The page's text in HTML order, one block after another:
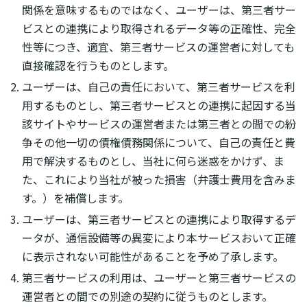
関係を意味するものではなく、ユーザーは、第三者サー
ビスとの連携により取得されるデータ等の正確性、完全
性等につき、適宜、第三者サービスの運営者に対しても
直接確認を行うものとします。
ユーザーは、自己の責任において、第三者サービスを利
用するものとし、第三者サービスとの連携に起因する当
該サイトやサービスの運営者または第三者との間での紛
争その他一切の債権債務関係について、自己の責任と費
用で解決するものとし、当社に何ら迷惑をかけず、ま
た、これにより当社が被った損害（弁護士費用を含みま
す。）を補償します。
ユーザーは、第三者サービスとの連携により取得するデ
ータが、通信設備等の異変により本サービスおいて正確
に表示されない可能性があることを予め了承します。
第三者サービスの利用は、ユーザーと第三者サービスの
運営者との間での別途の契約に従うものとします。